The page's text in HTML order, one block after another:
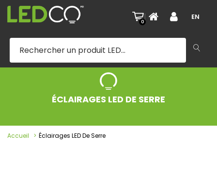
0
| EN
ÉCLAIRAGES LED DE SERRE
Accueil Éclairages LED De Serre